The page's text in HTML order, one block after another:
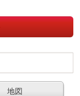
地図